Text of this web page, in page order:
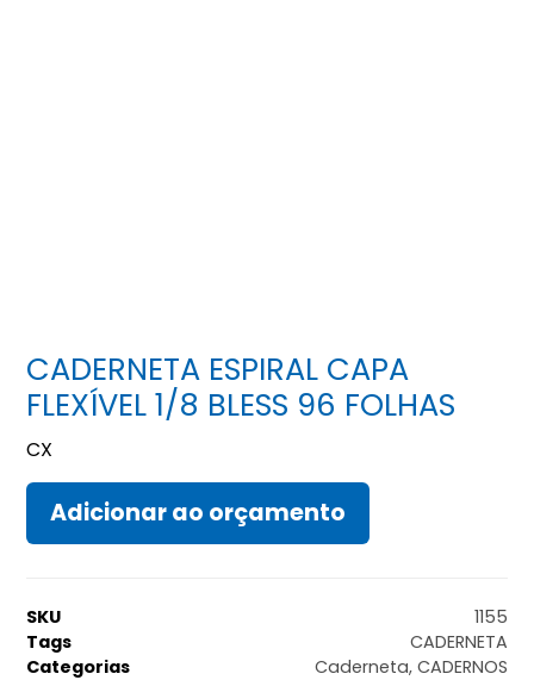
CADERNETA ESPIRAL CAPA
FLEXÍVEL 1/8 BLESS 96 FOLHAS
CX
Adicionar ao orçamento
SKU
1155
Tags
CADERNETA
Categorias
Caderneta, CADERNOS